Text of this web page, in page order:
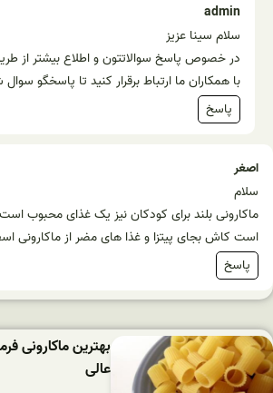
admin
سلام سینا عزیز
در خصوص پاسخ سوالاتتون و اطلاع بیشتر از
با همکاران ما ارتباط برقرار کنید تا پاسخگو
پاسخ
اصغر
سلام
ماکارونی بلند برای کودکان نیز یک غذای محبوب
است کاش بجای پیتزا و غذا های مضر از ماکارونی
پاسخ
بهترین ماکارونی
عالی